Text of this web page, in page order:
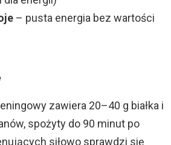
– pusta energia bez wartości
zawiera 20–40 g białka i
spożyty do 90 minut po
siłowo sprawdzi się